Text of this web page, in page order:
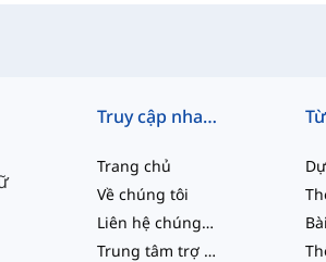
Truy cập nhanh
Trang chủ
Về chúng tôi
Liên hệ chúng tôi
Trung tâm trợ giúp